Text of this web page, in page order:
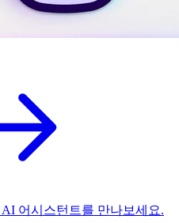
어시스턴트를 만나보세요.